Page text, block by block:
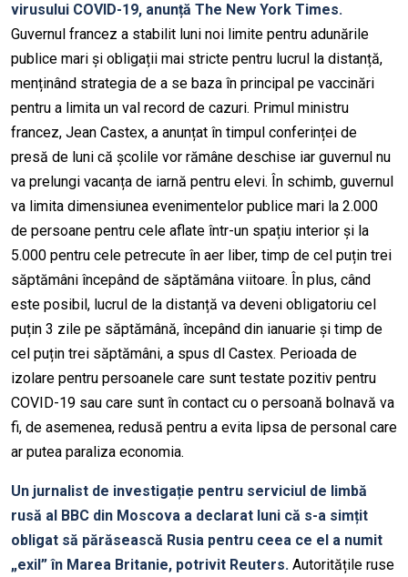
virusului COVID-19, anunță The New York Times.
Guvernul francez a stabilit luni noi limite pentru adunările
publice mari și obligații mai stricte pentru lucrul la distanță,
menținând strategia de a se baza în principal pe vaccinări
pentru a limita un val record de cazuri. Primul ministru
francez, Jean Castex, a anunțat în timpul conferinței de
presă de luni că școlile vor rămâne deschise iar guvernul nu
va prelungi vacanța de iarnă pentru elevi. În schimb, guvernul
va limita dimensiunea evenimentelor publice mari la 2.000
de persoane pentru cele aflate într-un spațiu interior și la
5.000 pentru cele petrecute în aer liber, timp de cel puțin trei
săptămâni începând de săptămâna viitoare. În plus, când
este posibil, lucrul de la distanță va deveni obligatoriu cel
puțin 3 zile pe săptămână, începând din ianuarie și timp de
cel puțin trei săptămâni, a spus dl Castex. Perioada de
izolare pentru persoanele care sunt testate pozitiv pentru
COVID-19 sau care sunt în contact cu o persoană bolnavă va
fi, de asemenea, redusă pentru a evita lipsa de personal care
ar putea paraliza economia.
Un jurnalist de investigație pentru serviciul de limbă
rusă al BBC din Moscova a declarat luni că s-a simțit
obligat să părăsească Rusia pentru ceea ce el a numit
„exil” în Marea Britanie, potrivit Reuters. Autoritățile ruse